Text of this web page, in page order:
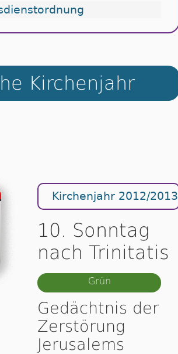
Kirchenjahr
Kirchenjahr 2012/2013
10. Sonntag
nach Trinitatis
Grün
Gedächtnis der
Zerstörung
Jerusalems